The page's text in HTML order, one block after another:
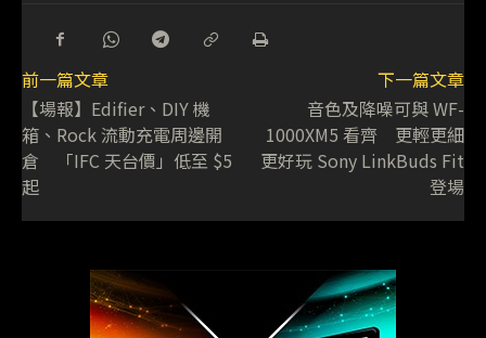
前一篇文章
【場報】Edifier、DIY 機
箱、Rock 流動充電周邊開
倉 「IFC 天台價」低至 $5
起
下一篇文章
音色及降噪可與 WF-
1000XM5 看齊 更輕更細
更好玩 Sony LinkBuds Fit
登場